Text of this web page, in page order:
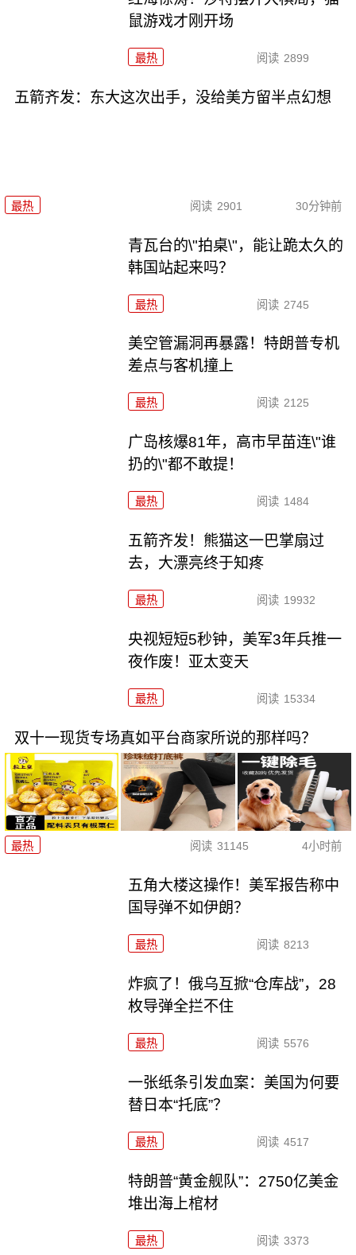
鼠游戏才刚开场
最热 阅读 2899
五箭齐发：东大这次出手，没给美方留半点幻想
最热 阅读 2901 30分钟前
青瓦台的\"拍桌\"，能让跪太久的
韩国站起来吗？
最热 阅读 2745
美空管漏洞再暴露！特朗普专机
差点与客机撞上
最热 阅读 2125
广岛核爆81年，高市早苗连\"谁
扔的\"都不敢提！
最热 阅读 1484
五箭齐发！熊猫这一巴掌扇过
去，大漂亮终于知疼
最热 阅读 19932
央视短短5秒钟，美军3年兵推一
夜作废！亚太变天
最热 阅读 15334
双十一现货专场真如平台商家所说的那样吗？
最热 阅读 31145 4小时前
五角大楼这操作！美军报告称中
国导弹不如伊朗？
最热 阅读 8213
炸疯了！俄乌互掀“仓库战”，28
枚导弹全拦不住
最热 阅读 5576
一张纸条引发血案：美国为何要
替日本“托底”？
最热 阅读 4517
特朗普“黄金舰队”：2750亿美金
堆出海上棺材
最热 阅读 3373